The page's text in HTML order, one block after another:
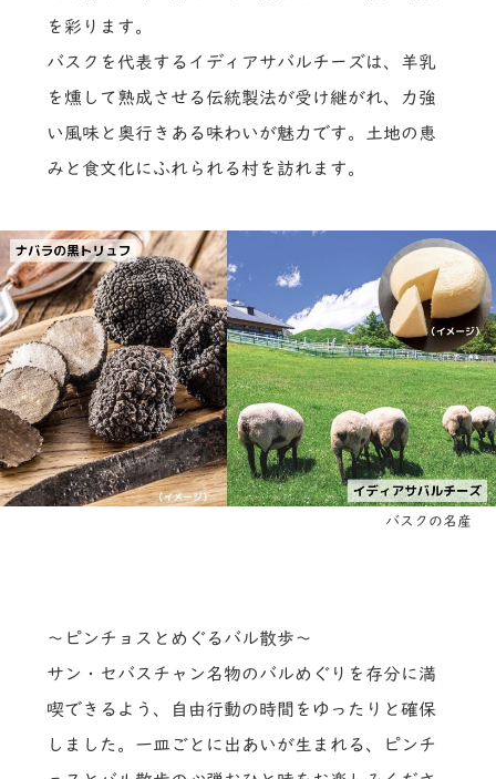
を彩ります。
バスクを代表するイディアサバルチーズは、羊乳
を燻して熟成させる伝統製法が受け継がれ、力強
い風味と奥行きある味わいが魅力です。土地の恵
みと食文化にふれられる村を訪れます。
バスクの名産
～ピンチョスとめぐるバル散歩～
サン・セバスチャン名物のバルめぐりを存分に満
喫できるよう、自由行動の時間をゆったりと確保
しました。一皿ごとに出あいが生まれる、ピンチ